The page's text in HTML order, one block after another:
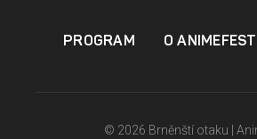
PROGRAM O
© 2026 Brněnští otaku |